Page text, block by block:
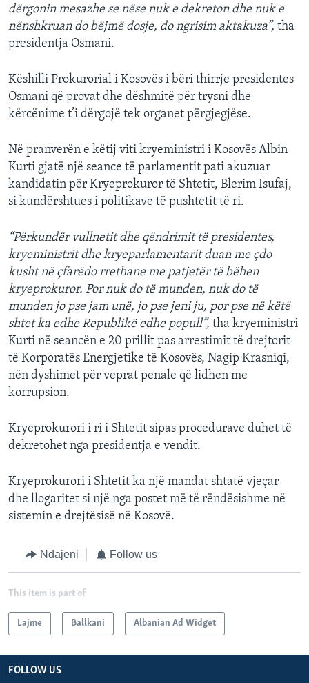
dërgonin mesazhe se nëse nuk e dekreton dhe nuk e
nënshkruan do bëjmë dosje, do ngrisim aktakuza”, tha
presidentja Osmani.
Këshilli Prokurorial i Kosovës i bëri thirrje presidentes
Osmani që provat dhe dëshmitë për trysni dhe
kërcënime t’i dërgojë tek organet përgjegjëse.
Në pranverën e këtij viti kryeministri i Kosovës Albin
Kurti gjatë një seance të parlamentit pati akuzuar
kandidatin për Kryeprokuror të Shtetit, Blerim Isufaj,
si kundërshtues i politikave të pushtetit të ri.
“Përkundër vullnetit dhe qëndrimit të presidentes,
kryeministrit dhe kryeparlamentarit duan me çdo
kusht në çfarëdo rrethane me patjetër të bëhen
kryeprokuror. Por nuk do të munden, nuk do të
munden jo pse jam unë, jo pse jeni ju, por pse në këtë
shtet ka edhe Republikë edhe popull”, tha kryeministri
Kurti në seancën e 20 prillit pas arrestimit të drejtorit
të Korporatës Energjetike të Kosovës, Nagip Krasniqi,
nën dyshimet për veprat penale që lidhen me
korrupsion.
Kryeprokurori i ri i Shtetit sipas procedurave duhet të
dekretohet nga presidentja e vendit.
Kryeprokurori i Shtetit ka një mandat shtatë vjeçar
dhe llogaritet si një nga postet më të rëndësishme në
sistemin e drejtësisë në Kosovë.
Ndajeni Follow us
This item is part of
Lajme Ballkani Albanian Ad Widget
FOLLOW US